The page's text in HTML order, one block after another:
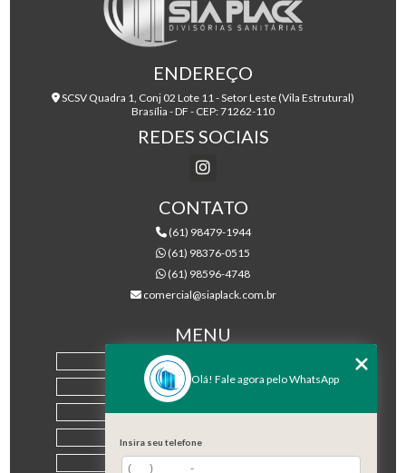
ENDEREÇO
SCSV Quadra 1, Conj 02 Lote 11 - Setor Leste (Vila Estrutural)
Brasília - DF - CEP: 71262-110
REDES SOCIAIS
CONTATO
(61) 98479-1944
(61) 98376-0515
(61) 98596-4748
comercial@siaplack.com.br
MENU
EMPRESA
PRODUTOS
Olá! Fale agora pelo WhatsApp
Insira seu telefone